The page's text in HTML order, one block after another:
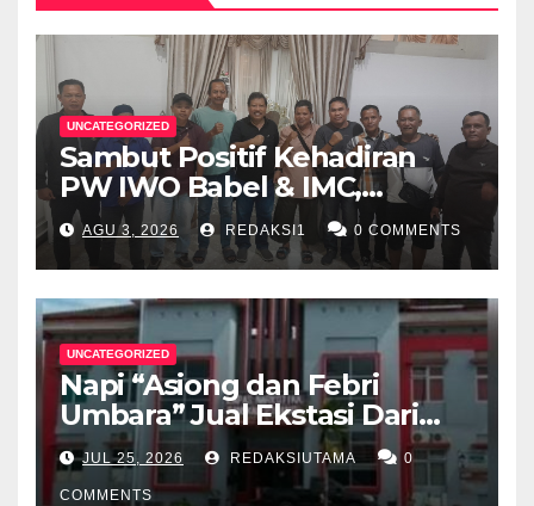
UNCATEGORIZED
Sambut Positif Kehadiran
PW IWO Babel & IMC,
Walikota Pangkalpinang
Apresiasi Peran Media Online
AGU 3, 2026 REDAKSI1 0 COMMENTS
UNCATEGORIZED
Napi “Asiong dan Febri
Umbara” Jual Ekstasi Dari
Dalam Lapas Rp 12 Juta/40
Butir
JUL 25, 2026 REDAKSIUTAMA 0
COMMENTS